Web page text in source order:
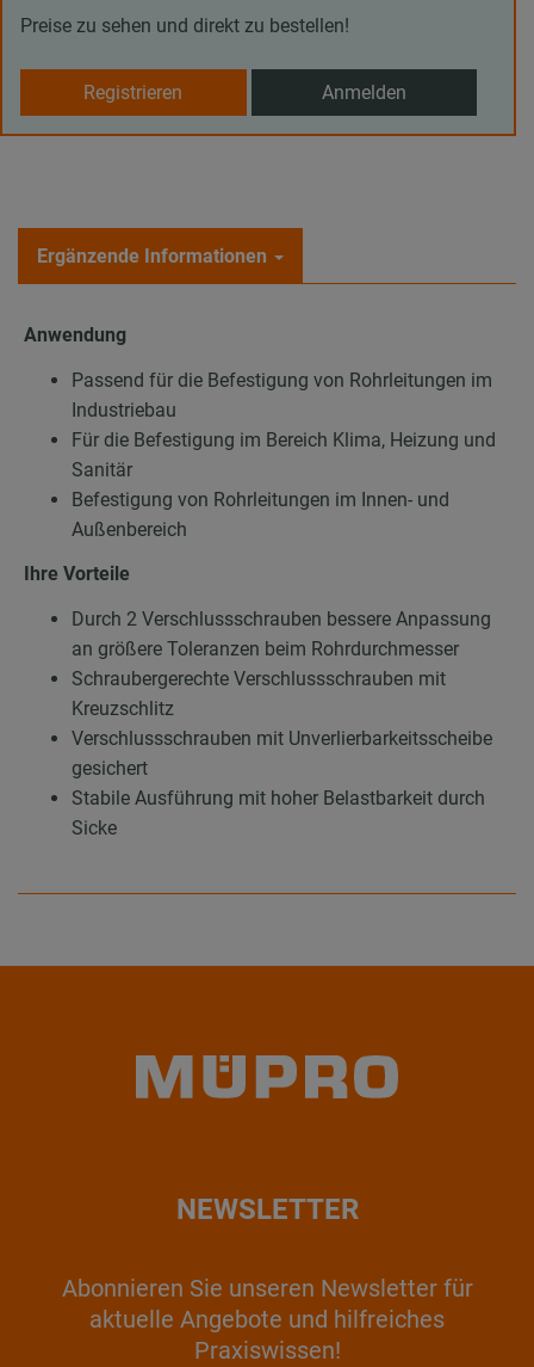
Preise zu sehen und direkt zu bestellen!
Registrieren Anmelden
Ergänzende Informationen
Anwendung
Passend für die Befestigung von Rohrleitungen im
Industriebau
Für die Befestigung im Bereich Klima, Heizung und
Sanitär
Befestigung von Rohrleitungen im Innen- und
Außenbereich
Ihre Vorteile
Durch 2 Verschlussschrauben bessere Anpassung
an größere Toleranzen beim Rohrdurchmesser
Schraubergerechte Verschlussschrauben mit
Kreuzschlitz
Verschlussschrauben mit Unverlierbarkeitsscheibe
gesichert
Stabile Ausführung mit hoher Belastbarkeit durch
Sicke
NEWSLETTER
Abonnieren Sie unseren Newsletter für
aktuelle Angebote und hilfreiches
Praxiswissen!